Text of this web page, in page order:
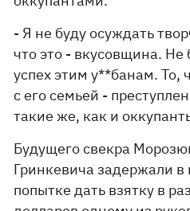
- Я не буду осуждать
что это - вкусовщина. Не
успех этим у**банам. То,
с его семьей -
такие же, как и
Будущего свекра
Гринкевича задержали в
попытке дать взятку в